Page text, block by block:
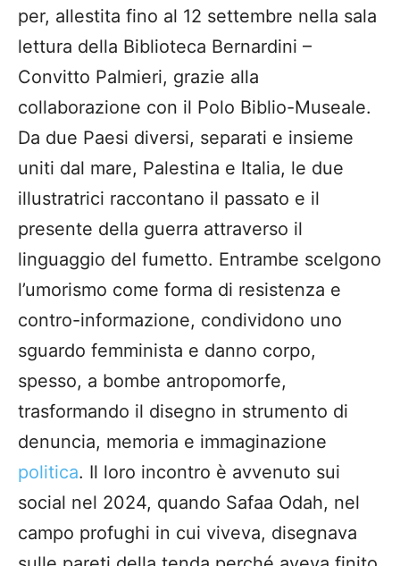
per, allestita fino al 12 settembre nella sala
lettura della Biblioteca Bernardini –
Convitto Palmieri, grazie alla
collaborazione con il Polo Biblio-Museale.
Da due Paesi diversi, separati e insieme
uniti dal mare, Palestina e Italia, le due
illustratrici raccontano il passato e il
presente della guerra attraverso il
linguaggio del fumetto. Entrambe scelgono
l’umorismo come forma di resistenza e
contro-informazione, condividono uno
sguardo femminista e danno corpo,
spesso, a bombe antropomorfe,
trasformando il disegno in strumento di
denuncia, memoria e immaginazione
politica. Il loro incontro è avvenuto sui
social nel 2024, quando Safaa Odah, nel
campo profughi in cui viveva, disegnava